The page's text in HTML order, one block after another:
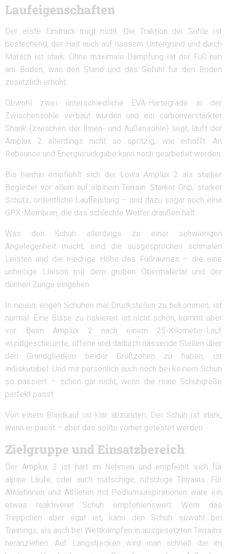
Laufeigenschaften
Der erste Eindruck trügt nicht. Die Traktion der Sohle ist
bestechend, der Halt auch auf nassem Untergrund und durch
Matsch ist stark. Ohne maximale Dämpfung ist der Fuß nah
am Boden, was den Stand und das Gefühl für den Boden
zusätzlich erhöht.
Obwohl zwei unterschiedliche EVA-Härtegrade in der
Zwischensohle verbaut wurden und ein carbonverstärkter
Shank (zwischen der Innen- und Außensohle) liegt, läuft der
Amplux 2 allerdings nicht so spritzig, wie erhofft. An
Rebounce und Energierückgabe kann noch gearbeitet werden.
Bis hierhin empfiehlt sich der Lowa Amplux 2 als starker
Begleiter vor allem auf alpinem Terrain. Starker Grip, starker
Schutz, ordentliche Laufleistung – und dazu sogar noch eine
GPX-Membran, die das schlechte Wetter draußen hält.
Was den Schuh allerdings zu einer schwierigen
Angelegenheit macht, sind die ausgesprochen schmalen
Leisten und die niedrige Höhe des Fußraumes – die eine
unheilige Liaison mit dem groben Obermaterial und der
dünnen Zunge eingehen.
In neuen, engen Schuhen mal Druckstellen zu bekommen, ist
normal. Eine Blase zu riskieren ist nicht schön, kommt aber
vor. Beim Amplux 2 nach einem 25-Kilometer-Lauf
wundgescheuerte, offene und dadurch nässende Stellen über
den Grundgliedern beider Großzehen zu haben, ist
indiskutabel. Und mir persönlich auch noch bei keinem Schuh
so passiert – schon gar nicht, wenn die reine Schuhgröße
perfekt passt.
Von einem Blindkauf ist klar abzuraten. Der Schuh ist stark,
wenn er passt – aber das sollte vorher getestet werden.
Zielgruppe und Einsatzbereich
Der Amplux 2 ist hart im Nehmen und empfiehlt sich für
alpine Läufe, oder auch matschige, rutschige Terrains. Für
Athletinnen und Athleten mit Podiumsaspirationen wäre ein
etwas reaktiverer Schuh empfehlenswert. Wem das
Treppchen aber egal ist, kann den Schuh sowohl bei
Trainings, als auch bei Wettkämpfen in ausgesetzten Terrains
heranziehen. Auf Langstrecken wird man schnell die im